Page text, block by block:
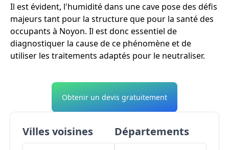
Il est évident, l'humidité dans une cave pose des défis
majeurs tant pour la structure que pour la santé des
occupants à Noyon. Il est donc essentiel de
diagnostiquer la cause de ce phénomène et de
utiliser les traitements adaptés pour le neutraliser.
Obtenir un devis gratuitement
Villes voisines Départements